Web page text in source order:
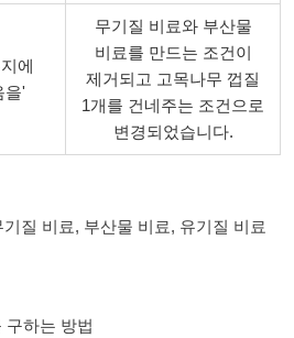
에
을'
무기질 비료와 부산물
비료를 만드는 조건이
제거되고 고목나무 껍질
1개를 건네주는 조건으로
변경되었습니다.
질 비료, 부산물 비료, 유기질 비료
구하는 방법